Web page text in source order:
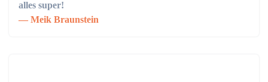
alles super!
Meik Braunstein